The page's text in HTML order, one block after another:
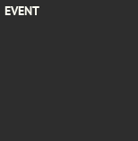
EVENT